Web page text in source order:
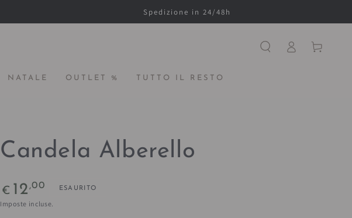
Spedizione in 24/48h
NATALE OUTLET % TUTTO IL RESTO
Accesso Carello
Candela Alberello
Prezzo
regolare
€ 12 ,00 ESAURITO
Imposte incluse.